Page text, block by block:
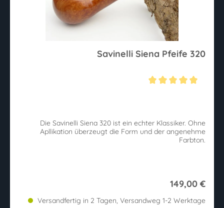
Savinelli Siena Pfeife 320
Die Savinelli Siena 320 ist ein echter Klassiker. Ohne
Apllikation überzeugt die Form und der angenehme
Farbton.
149,00 €
Versandfertig in 2 Tagen, Versandweg 1-2 Werktage